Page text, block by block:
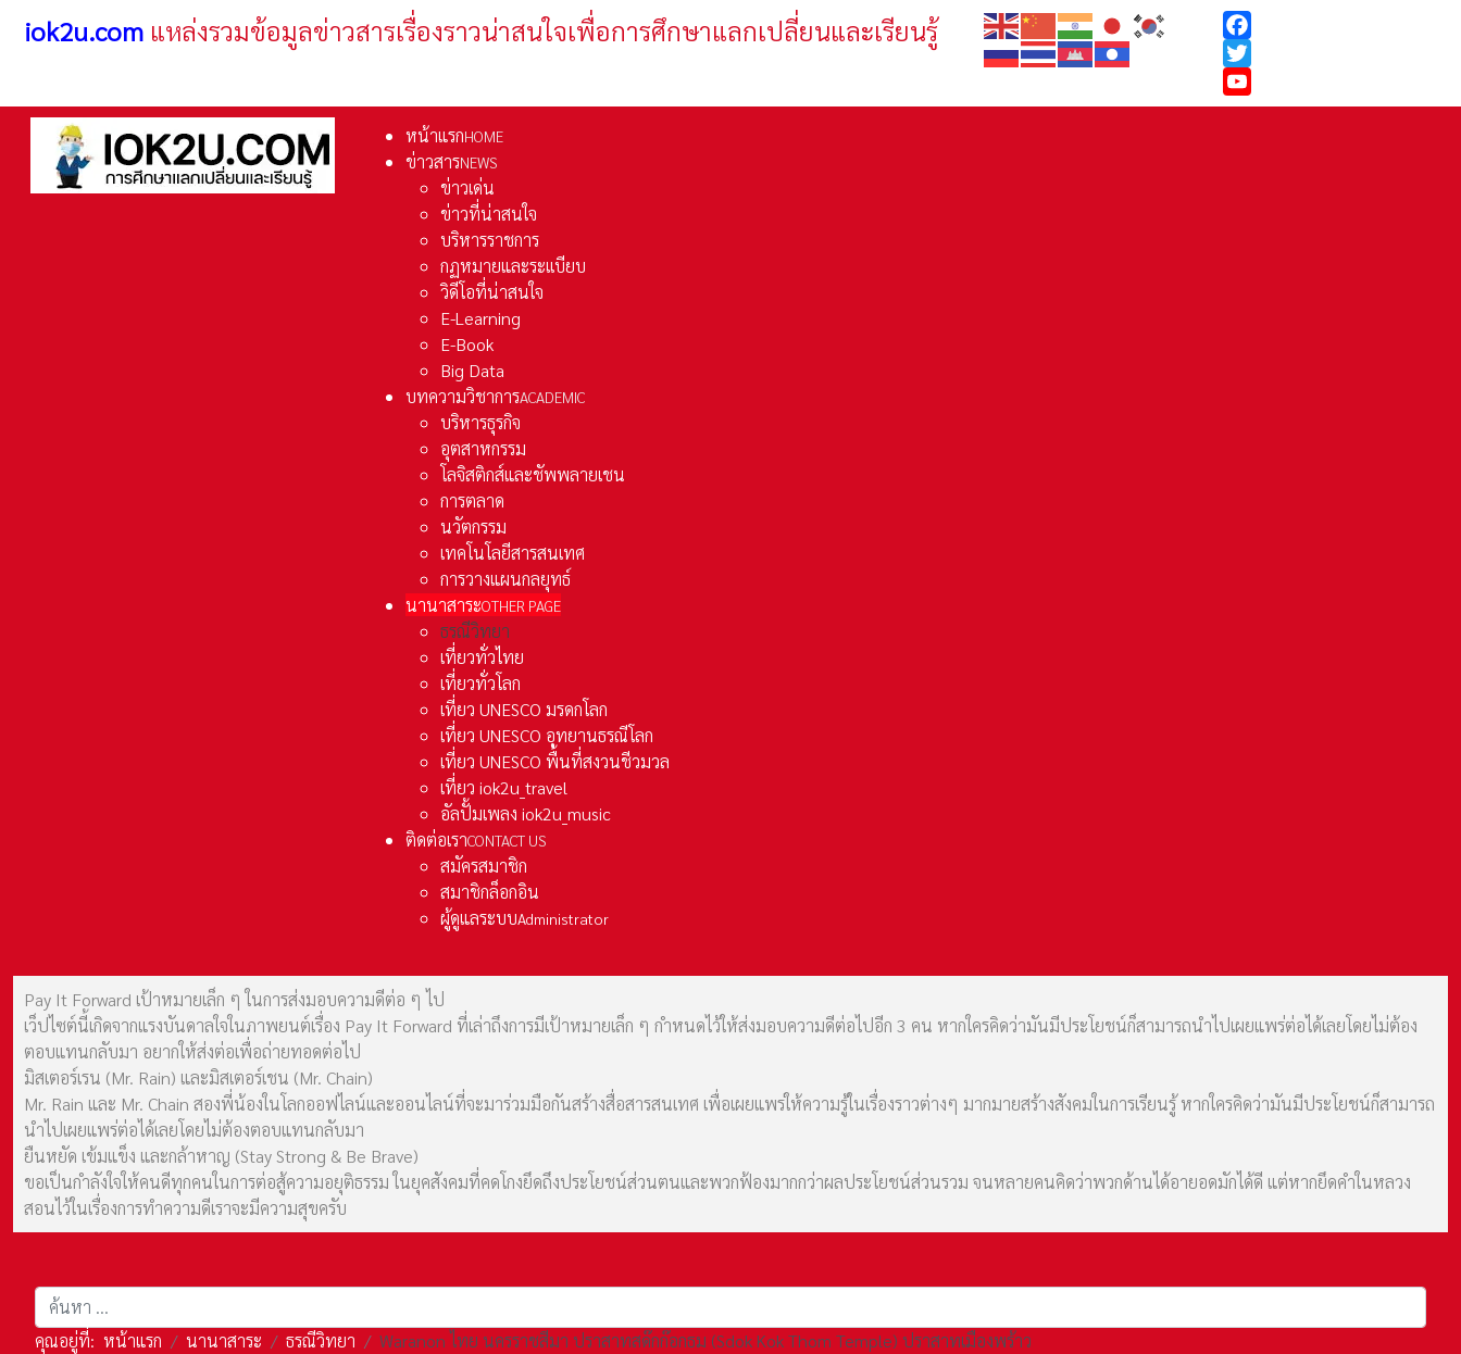
iok2u.com แหล่งรวมข้อมูลข่าวสารเรื่องราวน่าสนใจเพื่อการศึกษาแลกเปลี่ยนและเรียนรู้
Facebook
Twitter
YouTube
หน้าแรกHOME
ข่าวสารNEWS
ข่าวเด่น
ข่าวที่น่าสนใจ
บริหารราชการ
กฏหมายและระเเบียบ
วิดีโอที่น่าสนใจ
E-Learning
E-Book
Big Data
บทความวิชาการACADEMIC
บริหารธุรกิจ
อุตสาหกรรม
โลจิสติกส์และชัพพลายเชน
การตลาด
นวัตกรรม
เทคโนโลยีสารสนเทศ
การวางแผนกลยุทธ์
นานาสาระOTHER PAGE
ธรณีวิทยา
เที่ยวทั่วไทย
เที่ยวทั่วโลก
เที่ยว UNESCO มรดกโลก
เที่ยว UNESCO อุทยานธรณีโลก
เที่ยว UNESCO พื้นที่สงวนชีวมวล
เที่ยว iok2u_travel
อัลปั้มเพลง iok2u_music
ติดต่อเราCONTACT US
สมัครสมาชิก
สมาชิกล็อกอิน
ผู้ดูแลระบบAdministrator
Pay It Forward เป้าหมายเล็ก ๆ ในการส่งมอบความดีต่อ ๆ ไป
เว็ปไซต์นี้เกิดจากแรงบันดาลใจในภาพยนต์เรื่อง Pay It Forward ที่เล่าถึงการมีเป้าหมายเล็ก ๆ กำหนดไว้ให้ส่งมอบความดีต่อไปอีก 3 คน หากใครคิดว่ามันมีประโยชน์ก็สามารถนำไปเผยแพร่ต่อได้เลยโดยไม่ต้อง
ตอบแทนกลับมา อยากให้ส่งต่อเพื่อถ่ายทอดต่อไป
มิสเตอร์เรน (Mr. Rain) และมิสเตอร์เชน (Mr. Chain)
Mr. Rain และ Mr. Chain สองพี่น้องในโลกออฟไลน์และออนไลน์ที่จะมาร่วมมือกันสร้างสื่อสารสนเทศ เพื่อเผยแพร่ให้ความรู้ในเรื่องราวต่างๆ มากมายสร้างสังคมในการเรียนรู้ หากใครคิดว่ามันมีประโยชน์ก็สามารถ
นำไปเผยแพร่ต่อได้เลยโดยไม่ต้องตอบแทนกลับมา
ยืนหยัด เข้มแข็ง และกล้าหาญ (Stay Strong & Be Brave)
ขอเป็นกำลังใจให้คนดีทุกคนในการต่อสู้ความอยุติธรรม ในยุคสังคมที่คดโกงยึดถึงประโยชน์ส่วนตนและพวกฟ้องมากกว่าผลประโยชน์ส่วนรวม จนหลายคนคิดว่าพวกด้านได้อายอดมักได้ดี แต่หากยึดคำในหลวง
สอนไว้ในเรื่องการทำความดีเราจะมีความสุขครับ
การค้นหา
คุณอยู่ที่: หน้าแรก นานาสาระ ธรณีวิทยา Waranon ไทย นครราชสีมา ปราสาทสด๊กก๊อกธม (Sdok Kok Thom Temple) ปราสาทเมืองพร้าว